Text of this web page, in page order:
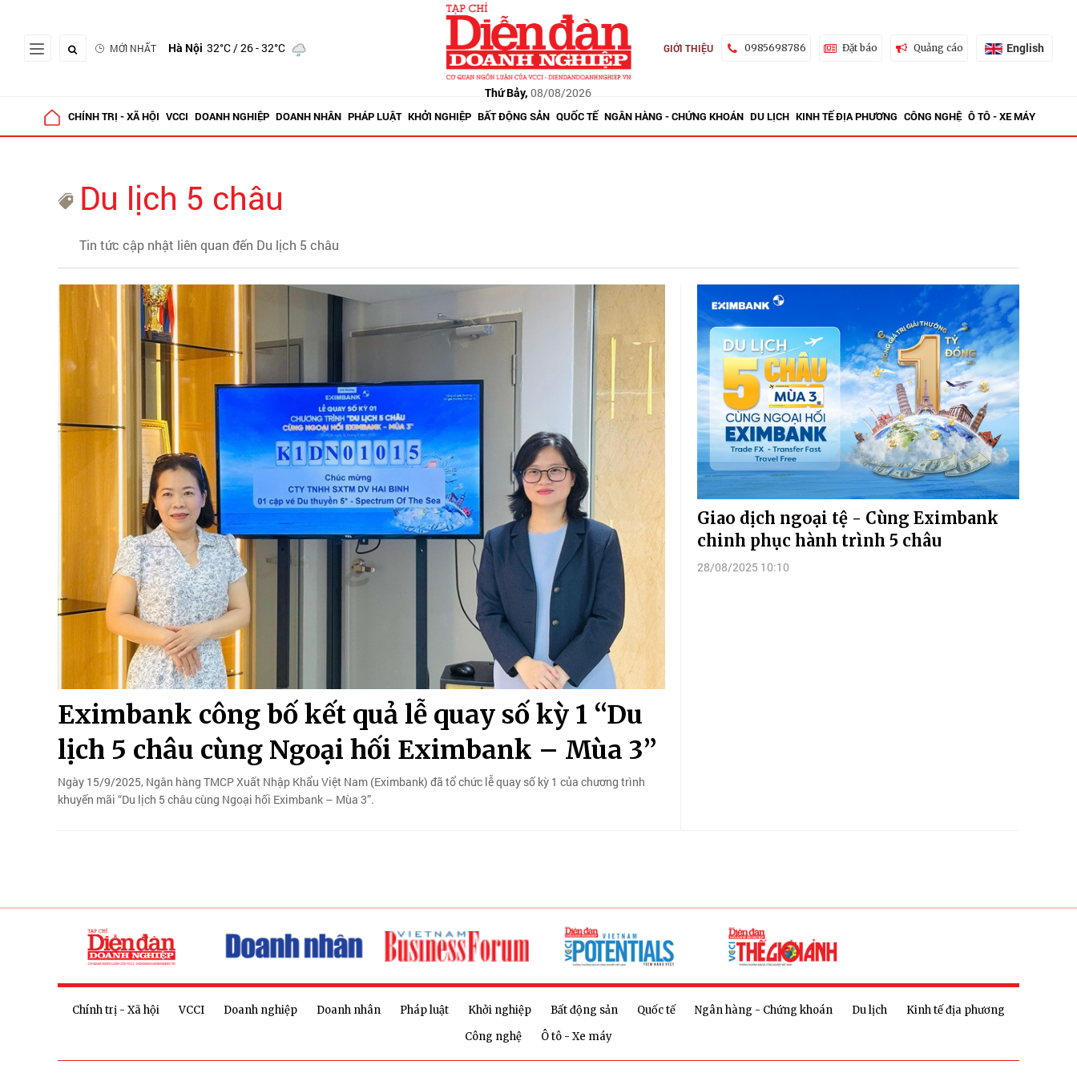
MỚI NHẤT Hà Nội 32°C/ 26 - 32°C
Thứ Bảy, 08/08/2026
GIỚI THIỆU 0985698786 Đặt báo Quảng cáo English
CHÍNH TRỊ - XÃ HỘI VCCI DOANH NGHIỆP DOANH NHÂN PHÁP LUẬT KHỞI NGHIỆP BẤT ĐỘNG SẢN QUỐC TẾ NGÂN HÀNG - CHỨNG KHOÁN DU LỊCH KINH TẾ ĐỊA PHƯƠNG CÔNG NGHỆ Ô TÔ - XE MÁY
Du lịch 5 châu
Tin tức cập nhật liên quan đến Du lịch 5 châu
Eximbank công bố kết quả lễ quay số kỳ 1 “Du
lịch 5 châu cùng Ngoại hối Eximbank – Mùa 3”
Ngày 15/9/2025, Ngân hàng TMCP Xuất Nhập Khẩu Việt Nam (Eximbank) đã tổ chức lễ quay số kỳ 1 của chương trình
khuyến mãi “Du lịch 5 châu cùng Ngoại hối Eximbank – Mùa 3”.
Giao dịch ngoại tệ - Cùng Eximbank
chinh phục hành trình 5 châu
28/08/2025 10:10
Chính trị - Xã hội VCCI Doanh nghiệp Doanh nhân Pháp luật Khởi nghiệp Bất động sản Quốc tế Ngân hàng - Chứng khoán Du lịch
Kinh tế địa phương
Công nghệ
Ô tô - Xe máy